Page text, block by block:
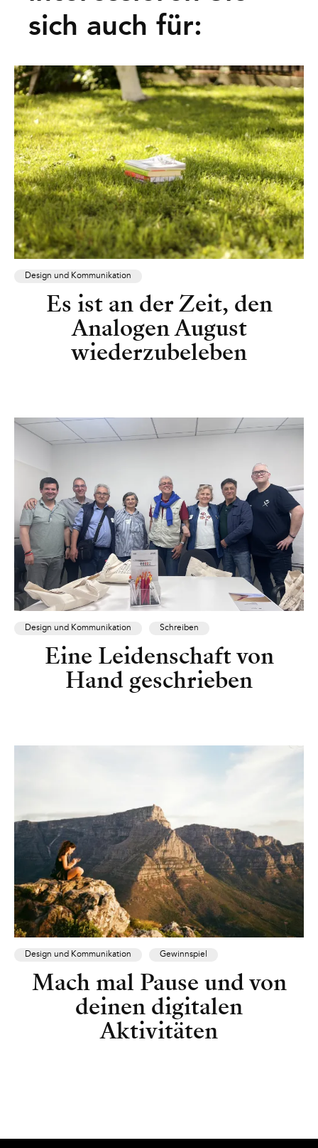
sich auch für:
Design und Kommunikation
Es ist an der Zeit, den
Analogen August
wiederzubeleben
Design und Kommunikation Schreiben
Eine Leidenschaft von
Hand geschrieben
Design und Kommunikation Gewinnspiel
Mach mal Pause und von
deinen digitalen
Aktivitäten